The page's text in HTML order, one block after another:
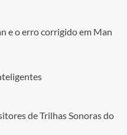
e o erro corrigido em Man
de Trilhas Sonoras do